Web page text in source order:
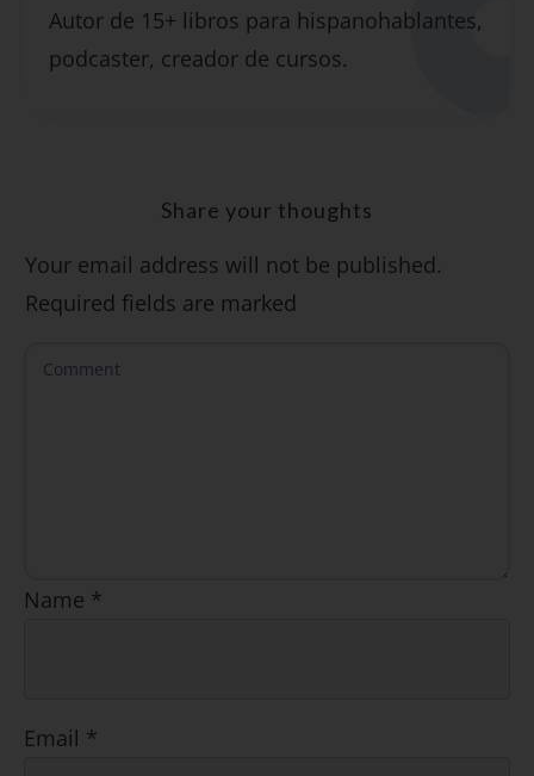
gratuitas por semana, además de la guía
"7 errores comunes al hablar inglés (y
SÍ, QUIERO
Autor de 15+ libros para hispanohablantes,
podcaster, creador de cursos.
Share your thoughts
Your email address will not be published.
Required fields are marked
Name *
Email *